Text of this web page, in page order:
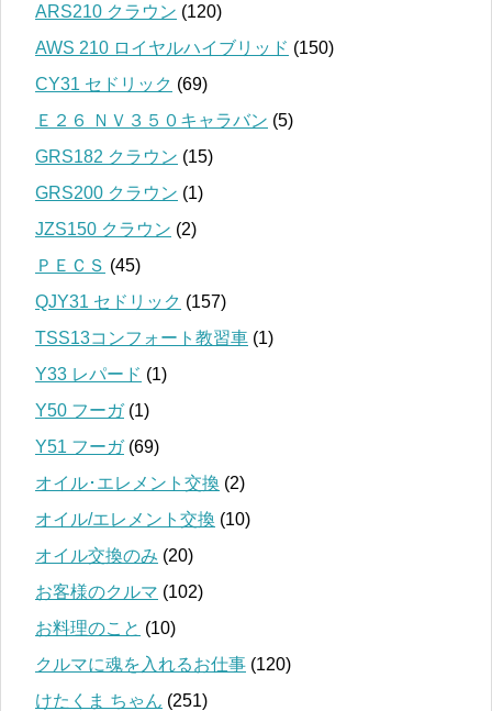
ARS210 クラウン (120)
AWS 210 ロイヤルハイブリッド (150)
CY31 セドリック (69)
Ｅ２６ ＮＶ３５０キャラバン (5)
GRS182 クラウン (15)
GRS200 クラウン (1)
JZS150 クラウン (2)
ＰＥＣＳ (45)
QJY31 セドリック (157)
TSS13コンフォート教習車 (1)
Y33 レパード (1)
Y50 フーガ(1)
Y51 フーガ(69)
オイル･エレメント交換 (2)
オイル/エレメント交換 (10)
オイル交換のみ (20)
お客様のクルマ (102)
お料理のこと (10)
クルマに魂を入れるお仕事 (120)
けたくま ちゃん (251)